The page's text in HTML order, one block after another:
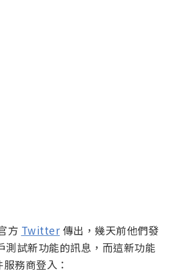
方 Twitter 傳出，幾天前他們發
測試新功能的訊息，而這新功能
務商登入：